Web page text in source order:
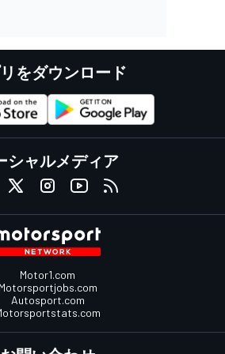
をダウンロード
シャルメディア
Motor1.com
Motorsportjobs.com
Autosport.com